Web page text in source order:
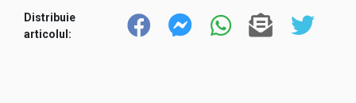
Distribuie
articolul: